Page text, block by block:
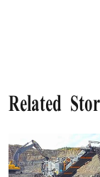
Related